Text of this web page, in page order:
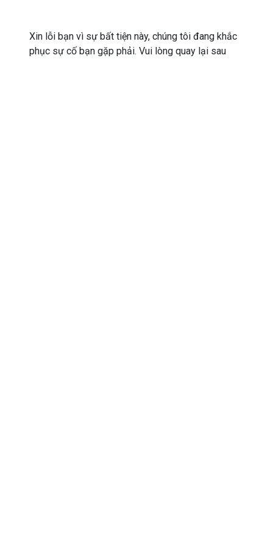
Xin lỗi bạn vì sự bất tiện này, chúng tôi đang khắc
phục sự cố bạn gặp phải. Vui lòng quay lại sau